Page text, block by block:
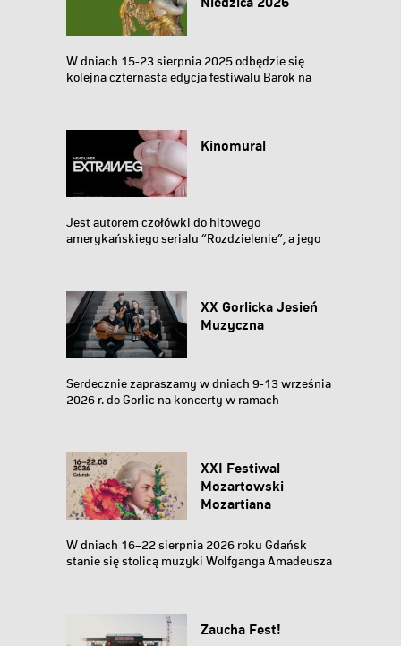
W dniach 15-23 sierpnia 2025 odbędzie się
kolejna czternasta edycja festiwalu Barok na
Kinomural
Jest autorem czołówki do hitowego
amerykańskiego serialu “Rozdzielenie”, a jego
XX Gorlicka Jesień
Muzyczna
Serdecznie zapraszamy w dniach 9-13 września
2026 r. do Gorlic na koncerty w ramach
XXI Festiwal
Mozartowski
Mozartiana
W dniach 16–22 sierpnia 2026 roku Gdańsk
stanie się stolicą muzyki Wolfganga Amadeusza
Zaucha Fest!